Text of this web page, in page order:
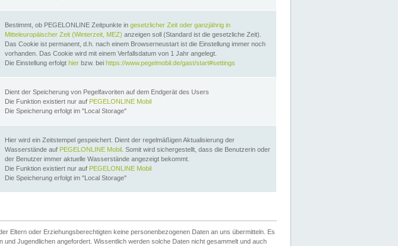
Bestimmt, ob PEGELONLINE Zeitpunkte in gesetzlicher Zeit oder ganzjährig in
Mitteleuropäischer Zeit (Winterzeit, MEZ) anzeigen soll (Standard ist die gesetzliche Zeit).
Das Cookie ist permanent, d.h. nach einem Browserneustart ist die Einstellung immer noch
vorhanden. Das Cookie wird mit einem Verfallsdatum von 1 Jahr angelegt.
Die Einstellung erfolgt hier bzw. bei https://www.pegelmobil.de/gast/start#settings
Dient der Speicherung von Pegelfavoriten auf dem Endgerät des Users
Die Funktion existiert nur auf PEGELONLINE Mobil
Die Speicherung erfolgt im "Local Storage"
Hier wird ein Zeitstempel gespeichert. Dient der regelmäßigen Aktualisierung der
Wasserstände auf PEGELONLINE Mobil . Somit wird sichergestellt, dass die Benutzerin oder
der Benutzer immer aktuelle Wasserstände angezeigt bekommt.
Die Funktion existiert nur auf PEGELONLINE Mobil
Die Speicherung erfolgt im "Local Storage"
Eltern oder Erziehungsberechtigten keine personenbezogenen Daten an uns übermitteln. Es
Jugendlichen angefordert. Wissentlich werden solche Daten nicht gesammelt und auch